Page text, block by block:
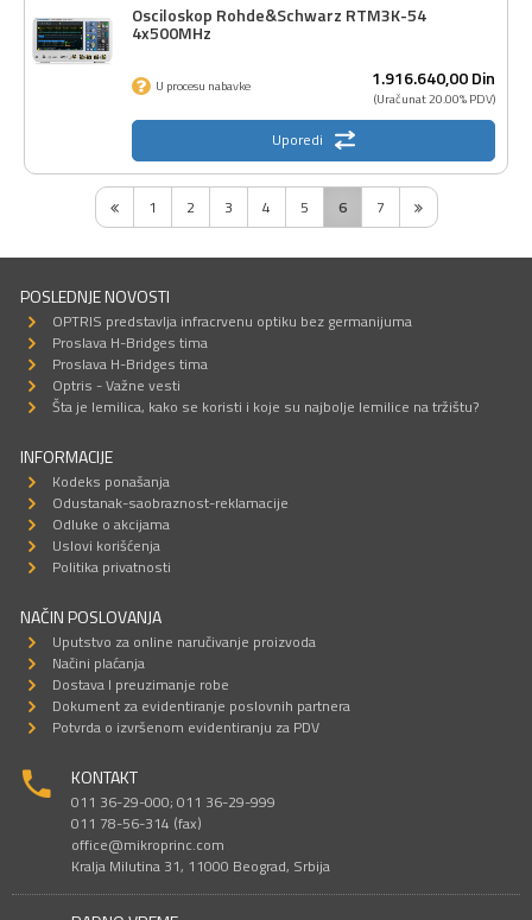
Osciloskop Rohde&Schwarz RTM3K-54
4x500MHz
1.916.640,00Din
(Uračunat 20.00% PDV)
U procesu nabavke
Uporedi
1 2 3 4 5 6 7
POSLEDNJE NOVOSTI
OPTRIS predstavlja infracrvenu optiku bez germanijuma
Proslava H-Bridges tima
Proslava H-Bridges tima
Optris - Važne vesti
Šta je lemilica, kako se koristi i koje su najbolje lemilice na tržištu?
INFORMACIJE
Kodeks ponašanja
Odustanak-saobraznost-reklamacije
Odluke o akcijama
Uslovi korišćenja
Politika privatnosti
NAČIN POSLOVANJA
Uputstvo za online naručivanje proizvoda
Načini plaćanja
Dostava I preuzimanje robe
Dokument za evidentiranje poslovnih partnera
Potvrda o izvršenom evidentiranju za PDV
KONTAKT
011 36-29-000; 011 36-29-999
011 78-56-314 (fax)
office@mikroprinc.com
Kralja Milutina 31, 11000 Beograd, Srbija